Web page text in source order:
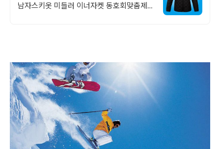
남자스키옷 미들러 이너자켓 동호회맞춤제